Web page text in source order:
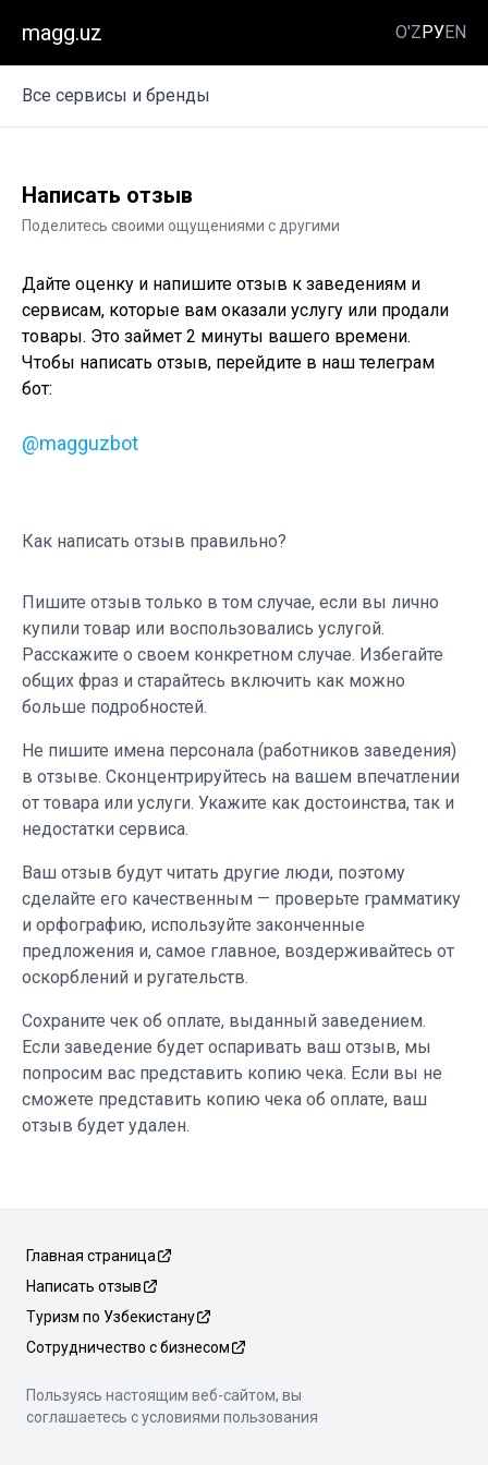
magg.uz O'ZРУEN
Все сервисы и бренды
Написать отзыв
Поделитесь своими ощущениями с другими
Дайте оценку и напишите отзыв к заведениям и
сервисам, которые вам оказали услугу или продали
товары. Это займет 2 минуты вашего времени.
Чтобы написать отзыв, перейдите в наш телеграм
бот:
@magguzbot
Как написать отзыв правильно?
Пишите отзыв только в том случае, если вы лично
купили товар или воспользовались услугой.
Расскажите о своем конкретном случае. Избегайте
общих фраз и старайтесь включить как можно
больше подробностей.
Не пишите имена персонала (работников заведения)
в отзыве. Сконцентрируйтесь на вашем впечатлении
от товара или услуги. Укажите как достоинства, так и
недостатки сервиса.
Ваш отзыв будут читать другие люди, поэтому
сделайте его качественным — проверьте грамматику
и орфографию, используйте законченные
предложения и, самое главное, воздерживайтесь от
оскорблений и ругательств.
Сохраните чек об оплате, выданный заведением.
Если заведение будет оспаривать ваш отзыв, мы
попросим вас представить копию чека. Если вы не
сможете представить копию чека об оплате, ваш
отзыв будет удален.
Главная страница
Написать отзыв
Туризм по Узбекистану
Сотрудничество с бизнесом
Пользуясь настоящим веб-сайтом, вы
соглашаетесь с условиями пользования